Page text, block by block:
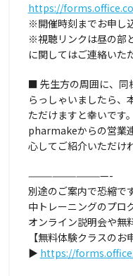
https://
※開催時刻までお申し
※視聴リンクは昼の部
に関してはご連絡いた
■ 先生方の周囲に、同
らっしゃいましたら、
ただけますと幸いです。
pharmakeからの営業
心してご紹介いただけ
——————————-
別途のご案内で恐縮で
中トレーニングのプロ
オンライン説明会や無
【無料体験クラスのお
▶ https://